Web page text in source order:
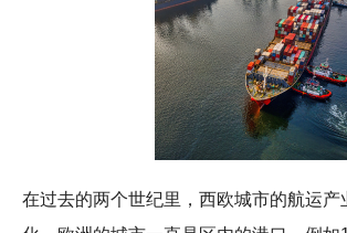
在过去的两个世纪里，西欧城市的航运产